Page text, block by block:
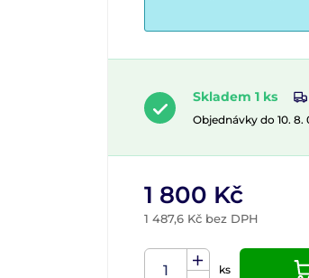
Skladem 1 ks
Objednávky do 10.
1 800 Kč
1 487,6 Kč bez DPH
ks